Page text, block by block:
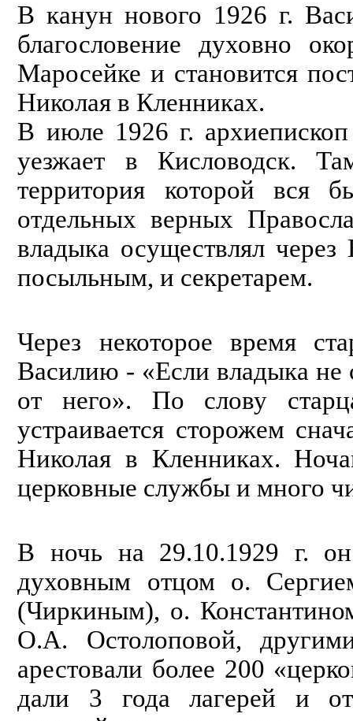
В канун нового 1926 г.
благословение духовно
Маросейке и становится
Николая в Кленниках.
В июле 1926 г.
уезжает в Кисловодск.
территория которой вся
отдельных верных
владыка осуществлял
посыльным, и секретарем.
Через некоторое время
Василию - «Если владыка не
от него». По слову
устраивается сторожем
Николая в Кленниках.
церковные службы и много
В ночь на 29.10.1929 г.
духовным отцом о.
(Чиркиным), о.
О.А. Остолоповой,
арестовали более 200
дали 3 года лагерей и